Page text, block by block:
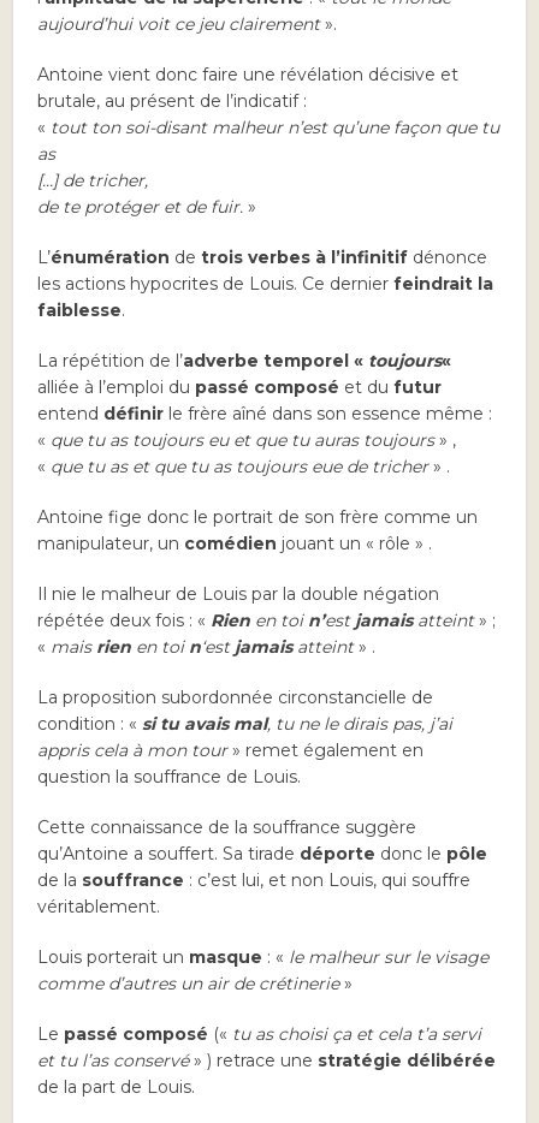
aujourd’hui voit ce jeu clairement».
Antoine vient donc faire une révélation décisive et
brutale, au présent de l’indicatif :
« tout ton soi-disant malheur n’est qu’une façon que tu
as
[…] de tricher,
de te protéger et de fuir. »
L’énumération detrois verbes à l’infinitif dénonce
les actions hypocrites de Louis. Ce dernierfeindrait la
faiblesse.
La répétition de l’adverbe temporel « toujours«
alliée à l’emploi du passé composé et dufutur
entend définir le frère aîné dans son essence même :
« que tu as toujours eu et que tu auras toujours» ,
« que tu as et que tu as toujours eue de tricher» .
Antoine fige donc le portrait de son frère comme un
manipulateur, un comédien jouant un « rôle » .
Il nie le malheur de Louis par la double négation
répétée deux fois : « Rien en toi n’est jamaisatteint» ;
« mais rien en toi n‘est jamaisatteint» .
La proposition subordonnée circonstancielle de
condition : «si tu avais mal, tu ne le dirais pas, j’ai
appris cela à mon tour» remet également en
question la souffrance de Louis.
Cette connaissance de la souffrance suggère
qu’Antoine a souffert. Sa tirade déporte donc le pôle
de la souffrance : c’est lui, et non Louis, qui souffre
véritablement.
Louis porterait un masque : « le malheur sur le visage
comme d’autres un air de crétinerie»
Le passé composé (« tu as choisi ça et cela t’a servi
et tu l’as conservé» ) retrace une stratégie délibérée
de la part de Louis.